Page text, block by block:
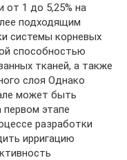
от 1 до 5,25% на
подходящим
системы корневых
способностью
тканей, а также
слоя Однако
может быть
первом этапе
разработки
ирригацию